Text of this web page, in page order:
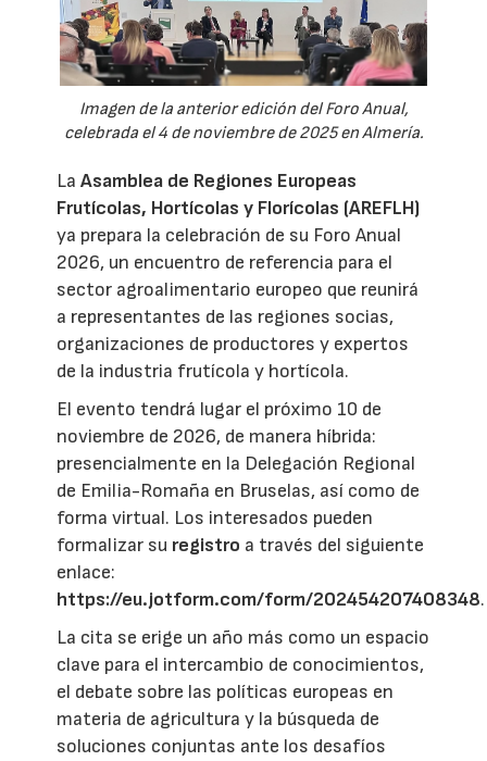
Imagen de la anterior edición del Foro Anual,
celebrada el 4 de noviembre de 2025 en Almería.
LaAsamblea de Regiones Europeas
Frutícolas, Hortícolas y Florícolas (AREFLH)
ya prepara la celebración de su Foro Anual
2026, un encuentro de referencia para el
sector agroalimentario europeo que reunirá
a representantes de las regiones socias,
organizaciones de productores y expertos
de la industria frutícola y hortícola.
El evento tendrá lugar el próximo 10 de
noviembre de 2026, de manera híbrida:
presencialmente en la Delegación Regional
de Emilia-Romaña en Bruselas, así como de
forma virtual. Los interesados pueden
formalizar su registro a través del siguiente
enlace:
https://eu.jotform.com/form/202454207408348.
La cita se erige un año más como un espacio
clave para el intercambio de conocimientos,
el debate sobre las políticas europeas en
materia de agricultura y la búsqueda de
soluciones conjuntas ante los desafíos